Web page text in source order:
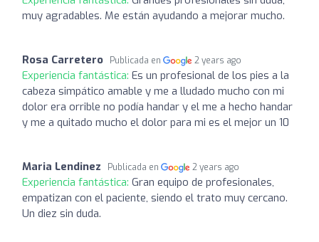
muy agradables. Me están ayudando a mejorar mucho.
Rosa Carretero Publicada en 2 years ago
Experiencia fantástica: Es un profesional de los pies a la
cabeza simpático amable y me a lludado mucho con mi
dolor era orrible no podía handar y el me a hecho handar
y me a quitado mucho el dolor para mi es el mejor un 10
Maria Lendinez Publicada en 2 years ago
Experiencia fantástica: Gran equipo de profesionales,
empatizan con el paciente, siendo el trato muy cercano.
Un diez sin duda.